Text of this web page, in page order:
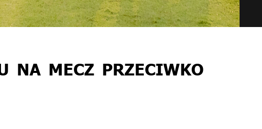
NA MECZ PRZECIWKO